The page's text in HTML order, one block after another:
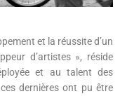
et la réussite d’un
d’artistes », réside
et au talent des
dernières ont pu être